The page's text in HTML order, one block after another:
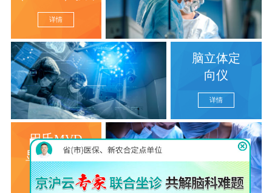
详情
脑立体定
向仪
详情
巴氏MVD
显微分离术
详情